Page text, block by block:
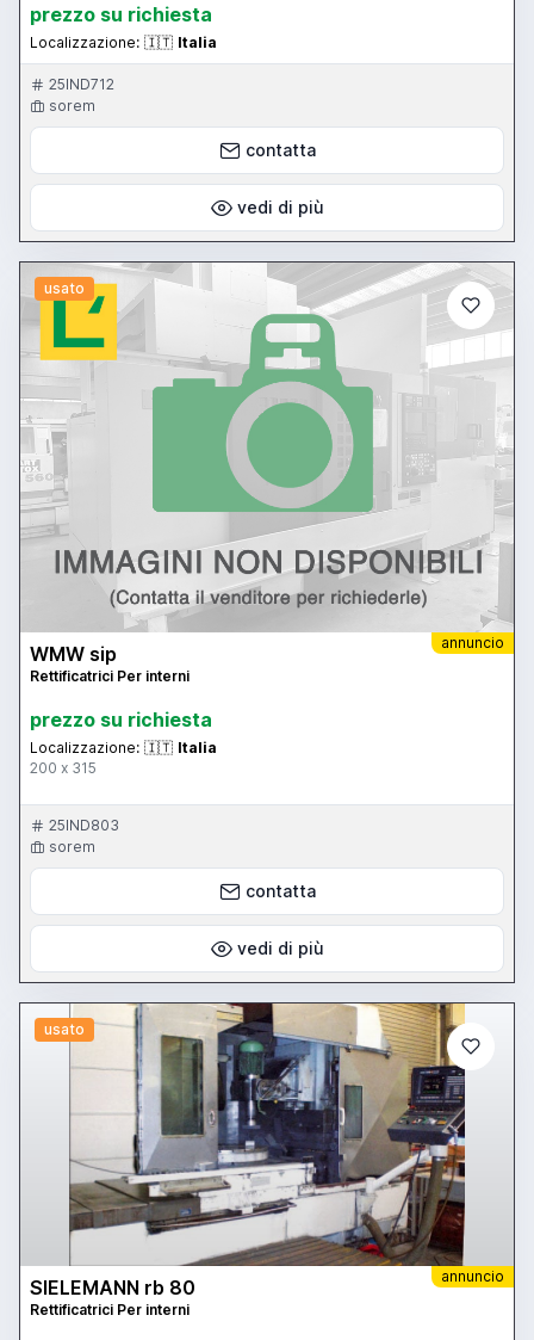
prezzo su richiesta
Localizzazione: 🇮🇹 Italia
25IND712
sorem
contatta
vedi di più
usato
annuncio
WMW sip
Rettificatrici Per interni
prezzo su richiesta
Localizzazione: 🇮🇹 Italia
200 x 315
25IND803
sorem
contatta
vedi di più
usato
annuncio
SIELEMANN rb 80
Rettificatrici Per interni